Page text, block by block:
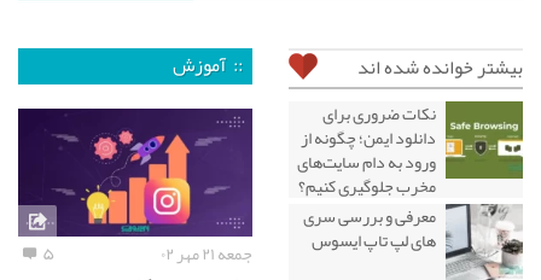
بیشتر خوانده شده اند
نکات ضروری برای
دانلود ایمن؛ چگونه از
ورود به دام سایت‌های
مخرب جلوگیری کنیم؟
معرفی و بررسی سری
های لپ تاپ ایسوس
:: آموزش
جمعه ۲۱ مهر ۰۲ ۵